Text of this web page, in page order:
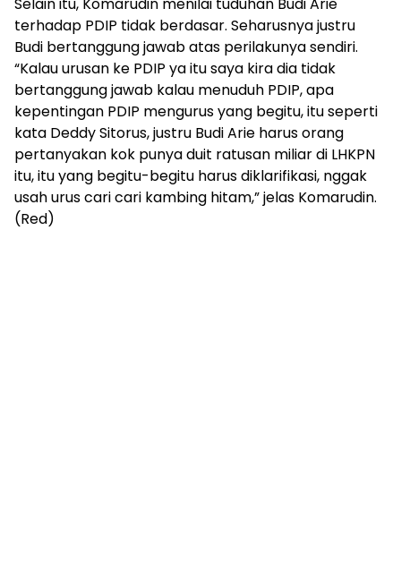
terhadap PDIP tidak berdasar. Seharusnya justru
Budi bertanggung jawab atas perilakunya sendiri.
“Kalau urusan ke PDIP ya itu saya kira dia tidak
bertanggung jawab kalau menuduh PDIP, apa
kepentingan PDIP mengurus yang begitu, itu seperti
kata Deddy Sitorus, justru Budi Arie harus orang
pertanyakan kok punya duit ratusan miliar di LHKPN
itu, itu yang begitu-begitu harus diklarifikasi, nggak
usah urus cari cari kambing hitam,” jelas Komarudin.
(Red)